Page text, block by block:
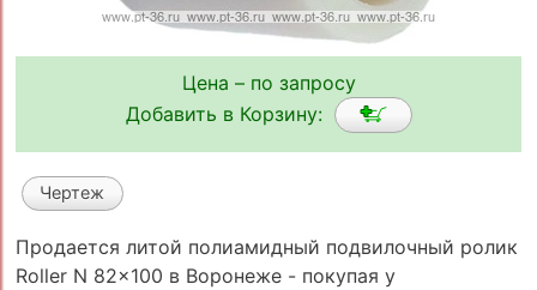
Цена – по запросу
Добавить в Корзину:
Чертеж
Продается литой полиамидный подвилочный ролик
Roller N 82x100 в Воронеже - покупая у